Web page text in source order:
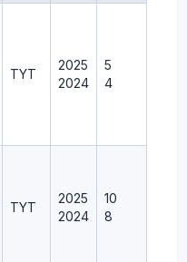
TYT
2025
2024
5
4
TYT
2025
2024
10
8